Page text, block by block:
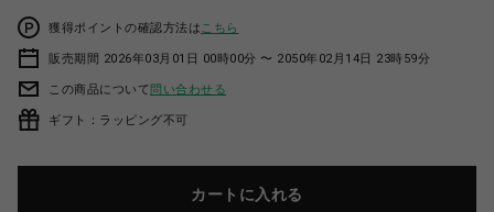
獲得ポイントの確認方法は こちら
販売期間 2026年03月01日 00時00分 〜 2050年02月14日 23時59分
この商品について問い合わせる
ギフト：ラッピング不可
カートに入れる